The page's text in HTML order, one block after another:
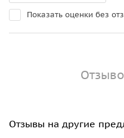
Показать оценки без
Отзывы на другие